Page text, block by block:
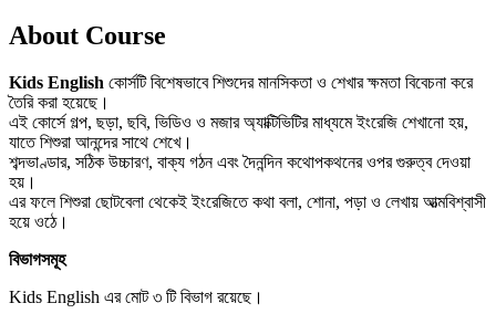
About Course
Kids English কোর্সটি বিশেষভাবে শিশুদের মানসিকতা ও শেখার ক্ষমতা বিবেচনা করে
তৈরি করা হয়েছে।
এই কোর্সে গল্প, ছড়া, ছবি, ভিডিও ও মজার অ্যাক্টিভিটির মাধ্যমে ইংরেজি শেখানো হয়,
যাতে শিশুরা আনন্দের সাথে শেখে।
শব্দভাণ্ডার, সঠিক উচ্চারণ, বাক্য গঠন এবং দৈনন্দিন কথোপকথনের ওপর গুরুত্ব দেওয়া
হয়।
এর ফলে শিশুরা ছোটবেলা থেকেই ইংরেজিতে কথা বলা, শোনা, পড়া ও লেখায় আত্মবিশ্বাসী
হয়ে ওঠে।
বিভাগসমূহ
Kids English এর মোট ৩ টি বিভাগ রয়েছে।